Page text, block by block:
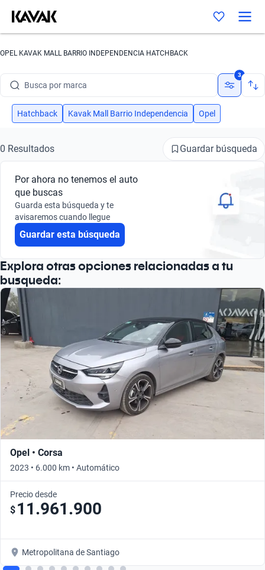
OPEL KAVAK MALL BARRIO INDEPENDENCIA HATCHBACK
Busca por marca
Busca por modelo
Busca por año
Busca por marca
Busca por modelo
Busca por año
3
Hatchback Kavak Mall Barrio Independencia Opel
0 Resultados Guardar búsqueda
Por ahora no tenemos el auto
que buscas
Guarda esta búsqueda y te
avisaremos cuando llegue
Guardar esta búsqueda
Explora otras opciones relacionadas a tu
busqueda:
Opel • Corsa
2023 • 6.000 km • Automático
Precio desde
$ 11.961.900
Metropolitana de Santiago